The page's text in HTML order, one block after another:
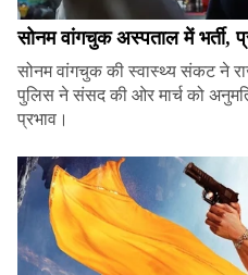
सोनम वांगचुक अस्पताल में भर्ती,
सोनम वांगचुक की स्वास्थ्य संकट ने
पुलिस ने संसद की ओर मार्च को
प्रभाव।